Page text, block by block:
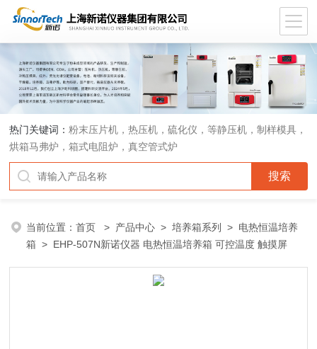
热门关键词：粉末压片机，热压机，硫化仪，等静压机，制样模具，
烘箱马弗炉，箱式电阻炉，真空管式炉
当前位置：首页 > 产品中心 >培养箱系列 > 电热恒温培养
箱 > EHP-507N新诺仪器 电热恒温培养箱 可控温度 触摸屏